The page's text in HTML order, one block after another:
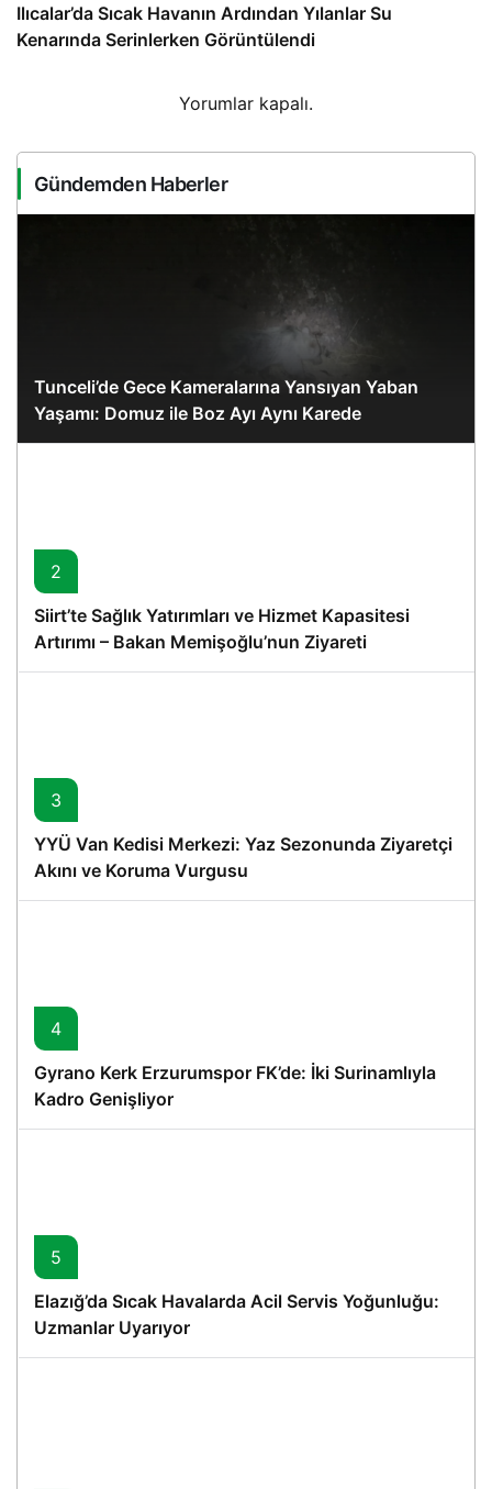
Ilıcalar’da Sıcak Havanın Ardından Yılanlar Su
Kenarında Serinlerken Görüntülendi
Yorumlar kapalı.
Gündemden Haberler
Tunceli’de Gece Kameralarına Yansıyan Yaban
Yaşamı: Domuz ile Boz Ayı Aynı Karede
2
Siirt’te Sağlık Yatırımları ve Hizmet Kapasitesi
Artırımı – Bakan Memişoğlu’nun Ziyareti
3
YYÜ Van Kedisi Merkezi: Yaz Sezonunda Ziyaretçi
Akını ve Koruma Vurgusu
4
Gyrano Kerk Erzurumspor FK’de: İki Surinamlıyla
Kadro Genişliyor
5
Elazığ’da Sıcak Havalarda Acil Servis Yoğunluğu:
Uzmanlar Uyarıyor